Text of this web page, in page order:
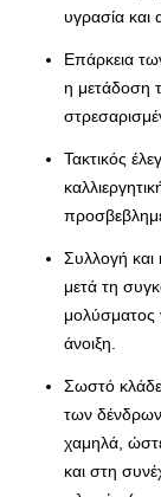
υγρασία και
Επάρκεια
η μετάδοση
Τακτικός
Συλλογή
μετά τη
μολύσματος
άνοιξη.
Σωστό
των
χαμηλά,
και στη